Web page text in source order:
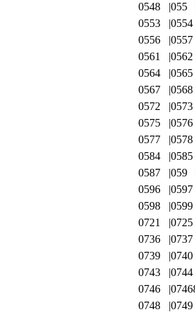
0548
055
0553
0554
0556
0557
0561
0562
0564
0565
0567
0568
0572
0573
0575
0576
0577
0578
0584
0585
0587
059
0596
0597
0598
0599
0721
0725
0736
0737
0739
0740
0743
0744
0746
0748
0749